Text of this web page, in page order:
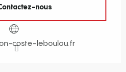
nous
coste-leboulou.fr